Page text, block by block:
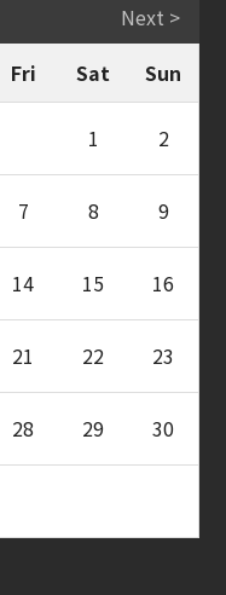
Next >
Fri Sat Sun
1 2
7 8 9
14 15 16
21 22 23
28 29 30